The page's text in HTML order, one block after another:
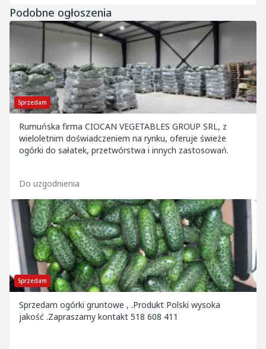
Podobne ogłoszenia
Sprzedam
Rumuńska firma CIOCAN VEGETABLES GROUP SRL, z
wieloletnim doświadczeniem na rynku, oferuje świeże
ogórki do sałatek, przetwórstwa i innych zastosowań.
Do uzgodnienia
Sprzedam
Sprzedam ogórki gruntowe , .Produkt Polski wysoka
jakość .Zapraszamy kontakt 518 608 411